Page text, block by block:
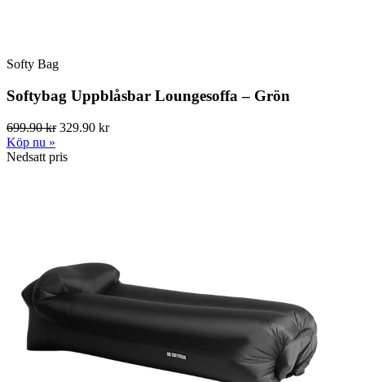
Softy Bag
Softybag Uppblåsbar Loungesoffa – Grön
699.90 kr329.90 kr
Köp nu »
Nedsatt pris